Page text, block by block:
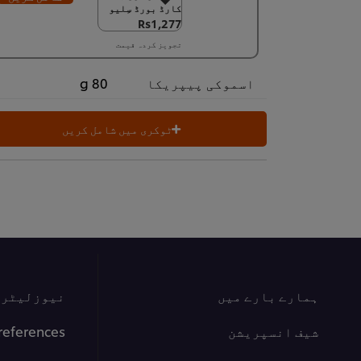
کارڈ بورڈ سِلیو
Rs1,277
کارڈ بورڈ سِلیو
Rs1,277
6 × 1 کلو
تجویز کردہ قیمت
اسموکی پیپریکا 80 g
ٹوکری میں شامل کریں
ہمارے بارے میں
شیف انسپریشن